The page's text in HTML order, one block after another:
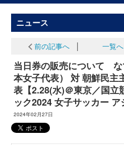
ニュース
前の記事へ 一覧へ
当日券の販売について な
本女子代表） 対 朝鮮民主
表【2.28(水)＠東京／国立
ック2024 女子サッカー
2024年02月27日